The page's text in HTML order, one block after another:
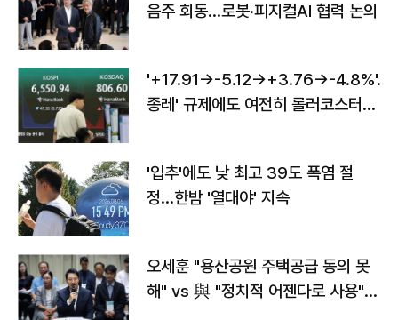
음주 회동…로봇·피지컬AI 협력 논의
'+17.91→-5.12→+3.76→-4.8%'…'
종레' 규제에도 여전히 롤러코스터
'입추'에도 낮 최고 39도 폭염 절
정…한밤 '열대야' 지속
오세훈 "용산공원 주택공급 동의 못
해" vs 與 "정치적 어젠다로 사용"